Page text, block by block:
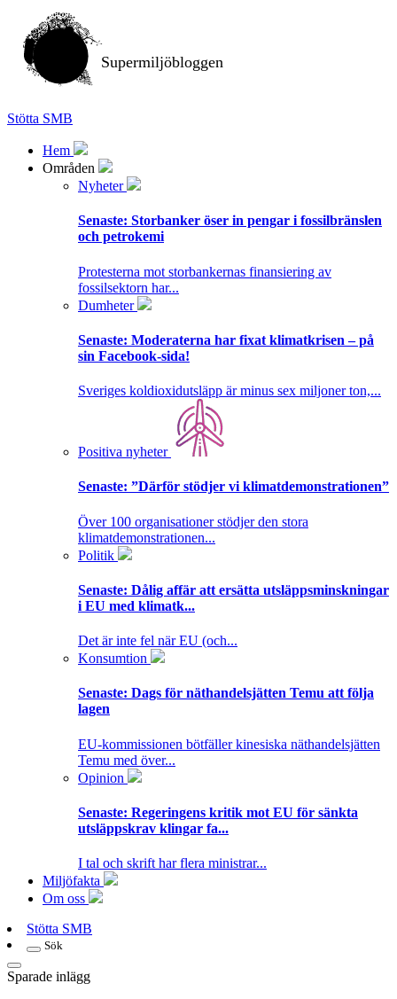
Supermiljöbloggen
Stötta SMB
Hem
Områden
Nyheter
Senaste: Storbanker öser in pengar i fossilbränslen
och petrokemi
Protesterna mot storbankernas finansiering av
fossilsektorn har...
Dumheter
Senaste: Moderaterna har fixat klimatkrisen – på
sin Facebook-sida!
Sveriges koldioxidutsläpp är minus sex miljoner ton,...
Positiva nyheter
Senaste: ”Därför stödjer vi klimatdemonstrationen”
Över 100 organisationer stödjer den stora
klimatdemonstrationen...
Politik
Senaste: Dålig affär att ersätta utsläppsminskningar
i EU med klimatk...
Det är inte fel när EU (och...
Konsumtion
Senaste: Dags för näthandelsjätten Temu att följa
lagen
EU-kommissionen bötfäller kinesiska näthandelsjätten
Temu med över...
Opinion
Senaste: Regeringens kritik mot EU för sänkta
utsläppskrav klingar fa...
I tal och skrift har flera ministrar...
Miljöfakta
Om oss
Stötta SMB
Sök
Sparade inlägg